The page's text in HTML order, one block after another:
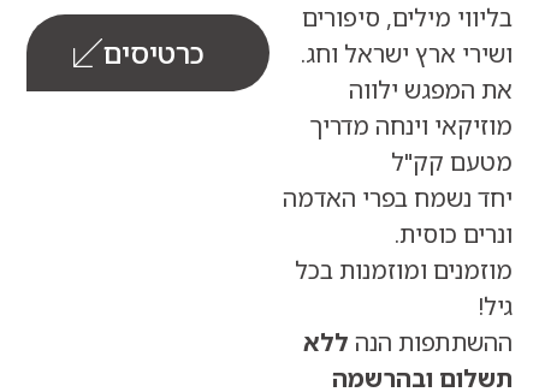
כרטיסים
מילים, סיפורים
ארץ ישראל וחג.
ילווה
וינחה מדריך
קק"ל
בפרי האדמה
כוסית.
ומוזמנות בכל
הנהללא
ובהרשמה